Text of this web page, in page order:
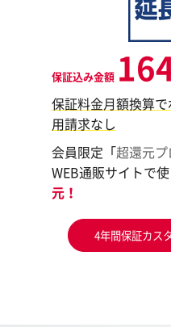
保証込み金額
保証料金月額換算
用請求なし
会員限定「超還元
WEB通販サイトで
元！
4年間保証カス